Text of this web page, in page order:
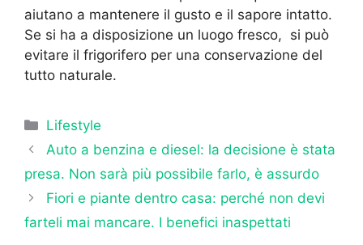
aiutano a mantenere il gusto e il sapore intatto.
Se si ha a disposizione un luogo fresco, si può
evitare il frigorifero per una conservazione del
tutto naturale.
Categorie
Lifestyle
Auto a benzina e diesel: la decisione è stata
presa. Non sarà più possibile farlo, è assurdo
Fiori e piante dentro casa: perché non devi
farteli mai mancare. I benefici inaspettati